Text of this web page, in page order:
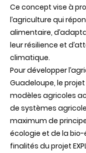
Ce concept vise à
l’agriculture qui
alimentaire,
leurrésilience et
climatique.
Pour développer
Guadeloupe, le projet
modèles agricoles
de systèmes
maximum de
écologie et de la bio-
finalités du projet